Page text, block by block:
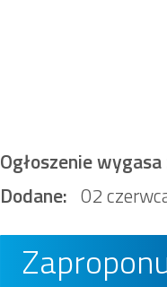
Ogłoszenie wygasa
Dodane: 02